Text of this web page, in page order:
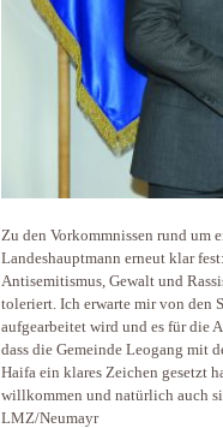
Zu den Vorkommnissen rund um
Landeshauptmann erneut klar
Antisemitismus, Gewalt und
toleriert. Ich erwarte mir von den
aufgearbeitet wird und es für die
dass die Gemeinde Leogang mit
Haifa ein klares Zeichen gesetzt
willkommen und natürlich auch
LMZ/Neumayr